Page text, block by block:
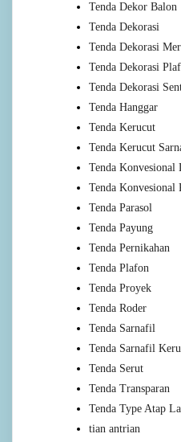
Tenda Dekor Balon
Tenda Dekorasi
Tenda Dekorasi
Tenda Dekorasi
Tenda Dekorasi
Tenda Hanggar
Tenda Kerucut
Tenda Kerucut
Tenda Konvesional
Tenda Konvesional
Tenda Parasol
Tenda Payung
Tenda Pernikahan
Tenda Plafon
Tenda Proyek
Tenda Roder
Tenda Sarnafil
Tenda Sarnafil
Tenda Serut
Tenda Transparan
Tenda Type Atap
tian antrian